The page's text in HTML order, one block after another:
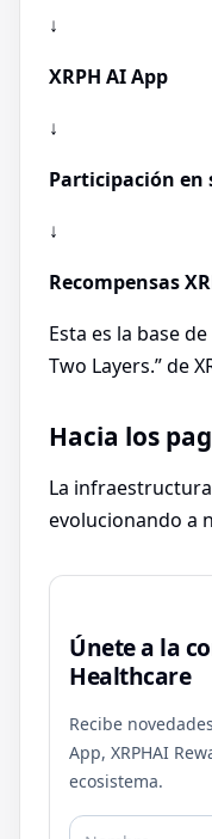
↓
XRPH AI App
↓
Participación en
↓
Recompensas
Esta es la base
Two Layers.” de
Hacia los
La
evolucionando a
Únete a la
Healthcare
Recibe
App, XRPHAI
ecosistema.